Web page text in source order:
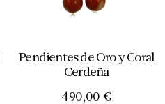
Pendientes de Oro y Coral
Cerdeña
490,00 €